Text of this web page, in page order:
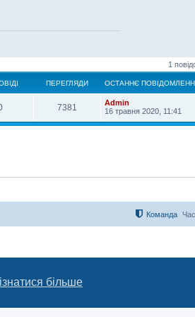
більше
1
ПЕРЕГЛЯДИ ОСТАННЄ
7381
Admin
16 травня 2020, 11:41
Команда